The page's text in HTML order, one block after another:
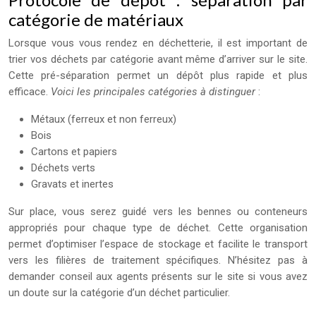
catégorie de matériaux
Lorsque vous vous rendez en déchetterie, il est important de
trier vos déchets par catégorie avant même d’arriver sur le site.
Cette pré-séparation permet un dépôt plus rapide et plus
efficace. Voici les principales catégories à distinguer :
Métaux (ferreux et non ferreux)
Bois
Cartons et papiers
Déchets verts
Gravats et inertes
Sur place, vous serez guidé vers les bennes ou conteneurs
appropriés pour chaque type de déchet. Cette organisation
permet d’optimiser l’espace de stockage et facilite le transport
vers les filières de traitement spécifiques. N’hésitez pas à
demander conseil aux agents présents sur le site si vous avez
un doute sur la catégorie d’un déchet particulier.